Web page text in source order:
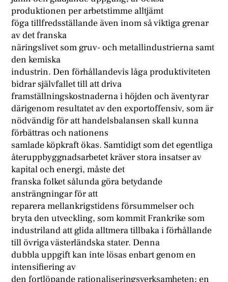
produktionen per arbetstimme alltjämt
föga tillfredsställande även inom så viktiga grenar
av det franska
näringslivet som gruv- och metallindustrierna samt
den kemiska
industrin. Den förhållandevis låga produktiviteten
bidrar självfallet till att driva
framställningskostnaderna i höjden och äventyrar
därigenom resultatet av den exportoffensiv, som är
nödvändig för att handelsbalansen skall kunna
förbättras och nationens
samlade köpkraft ökas. Samtidigt som det egentliga
återuppbyggnadsarbetet kräver stora insatser av
kapital och energi, måste det
franska folket sålunda göra betydande
ansträngningar för att
reparera mellankrigstidens försummelser och
bryta den utveckling, som kommit Frankrike som
industriland att glida alltmera tillbaka i förhållande
till övriga västerländska stater. Denna
dubbla uppgift kan inte lösas enbart genom en
intensifiering av
den fortlöpande rationaliseringsverksamheten; en